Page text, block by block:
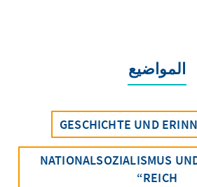
المواضيع
GESCHICHTE UND
NATIONALSOZIALISMUS
REICH“